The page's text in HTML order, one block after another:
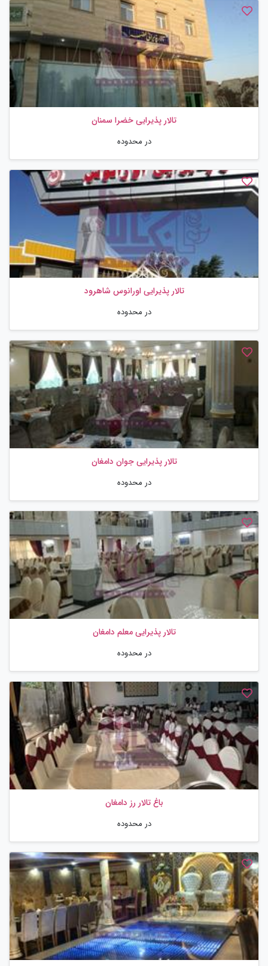
تالار پذیرایی خضرا سمنان
در محدوده
تالار پذیرایی اورانوس شاهرود
در محدوده
تالار پذیرایی جوان دامغان
در محدوده
تالار پذیرایی معلم دامغان
در محدوده
باغ تالار رز دامغان
در محدوده